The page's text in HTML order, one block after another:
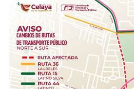
ADVERTISEMENT